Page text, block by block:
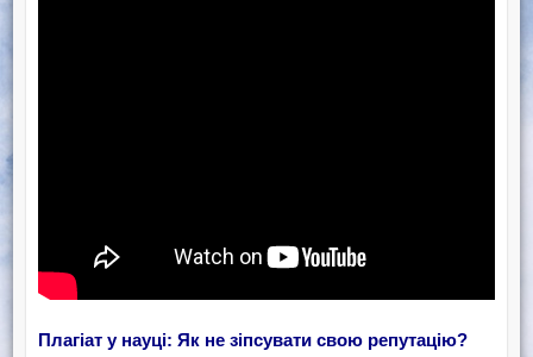
Плагіат у науці: Як не зіпсувати свою репутацію?